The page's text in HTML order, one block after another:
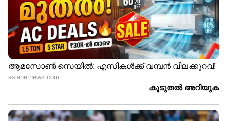
ഓര്‍ക്കേണ്ട കാര്യം ഇതാണ്. ഒരു ഇഎംഐ
മുടങ്ങുന്നത് ഒരു ക്രിമിനല്‍ കുറ്റമല്ല..